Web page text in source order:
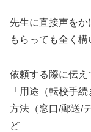
先生に直接声を
もらっても全く構
依頼する際に伝え
「用途（転校手
方法（窓口/郵送/
ど